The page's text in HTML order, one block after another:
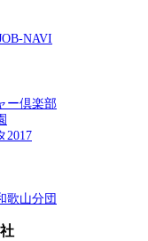
NAVI
ー倶楽部
2017
歌山分団